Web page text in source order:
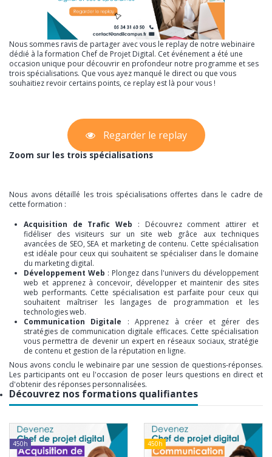
Nous sommes ravis de partager avec vous le replay de notre webinaire
dédié à la formation Chef de Projet Digital. Cet événement a été une
occasion unique pour découvrir en profondeur notre programme et ses
trois spécialisations. Que vous ayez manqué le direct ou que vous
souhaitiez revoir certains points, ce replay est là pour vous !
Regarder le replay
Zoom sur les trois spécialisations
Nous avons détaillé les trois spécialisations offertes dans le cadre de
cette formation :
Acquisition de Trafic Web : Découvrez comment attirer et
fidéliser des visiteurs sur un site web grâce aux techniques
avancées de SEO, SEA et marketing de contenu. Cette spécialisation
est idéale pour ceux qui souhaitent se spécialiser dans le domaine
du marketing digital.
Développement Web : Plongez dans l'univers du développement
web et apprenez à concevoir, développer et maintenir des sites
web performants. Cette spécialisation est parfaite pour ceux qui
souhaitent maîtriser les langages de programmation et les
technologies web.
Communication Digitale : Apprenez à créer et gérer des
stratégies de communication digitale efficaces. Cette spécialisation
vous permettra de devenir un expert en réseaux sociaux, stratégie
de contenu et gestion de la réputation en ligne.
Nous avons conclu le webinaire par une session de questions-réponses.
Les participants ont eu l'occasion de poser leurs questions en direct et
d'obtenir des réponses personnalisées.
Découvrez nos formations qualifiantes
450h 450h